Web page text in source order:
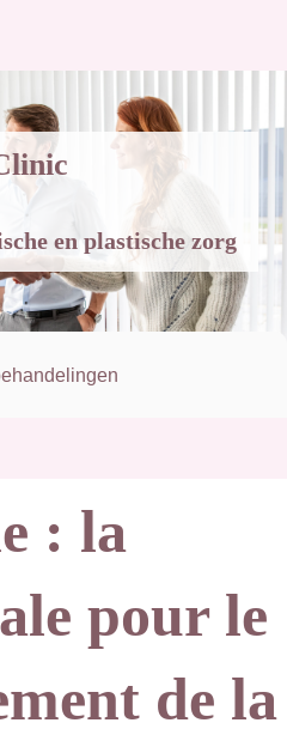
en plastische zorg
: la
pour le
de la